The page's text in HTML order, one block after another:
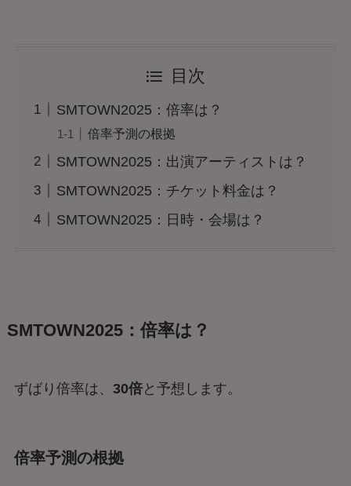
目次
SMTOWN2025：倍率は？
倍率予測の根拠
SMTOWN2025：出演アーティストは？
SMTOWN2025：チケット料金は？
SMTOWN2025：日時・会場は？
SMTOWN2025：倍率は？
ずばり倍率は、 30倍と予想します。
倍率予測の根拠